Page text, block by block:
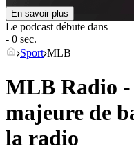
En savoir plus
Le podcast débute dans
- 0 sec.
Sport MLB
MLB Radio -
majeure de
la radio